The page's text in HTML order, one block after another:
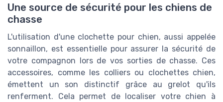
Une source de sécurité pour les chiens de
chasse
L'utilisation d'une clochette pour chien, aussi appelée
sonnaillon, est essentielle pour assurer la sécurité de
votre compagnon lors de vos sorties de chasse. Ces
accessoires, comme les colliers ou clochettes chien,
émettent un son distinctif grâce au grelot qu'ils
renferment. Cela permet de localiser votre chien à